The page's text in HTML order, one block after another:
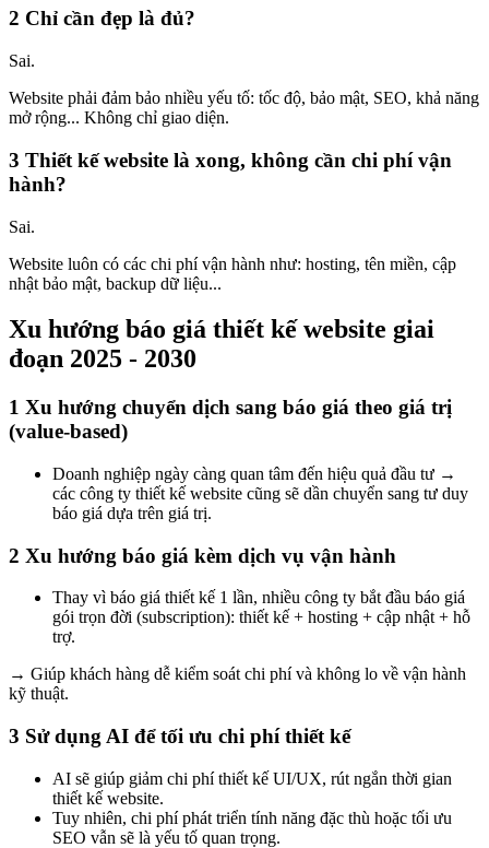
2 Chỉ cần đẹp là đủ?
Sai.
Website phải đảm bảo nhiều yếu tố: tốc độ, bảo mật, SEO, khả năng
mở rộng... Không chỉ giao diện.
3 Thiết kế website là xong, không cần chi phí vận
hành?
Sai.
Website luôn có các chi phí vận hành như: hosting, tên miền, cập
nhật bảo mật, backup dữ liệu...
Xu hướng báo giá thiết kế website giai
đoạn 2025 - 2030
1 Xu hướng chuyển dịch sang báo giá theo giá trị
(value-based)
Doanh nghiệp ngày càng quan tâm đến hiệu quả đầu tư →
các công ty thiết kế website cũng sẽ dần chuyển sang tư duy
báo giá dựa trên giá trị.
2 Xu hướng báo giá kèm dịch vụ vận hành
Thay vì báo giá thiết kế 1 lần, nhiều công ty bắt đầu báo giá
gói trọn đời (subscription): thiết kế + hosting + cập nhật + hỗ
trợ.
→ Giúp khách hàng dễ kiểm soát chi phí và không lo về vận hành
kỹ thuật.
3 Sử dụng AI để tối ưu chi phí thiết kế
AI sẽ giúp giảm chi phí thiết kế UI/UX, rút ngắn thời gian
thiết kế website.
Tuy nhiên, chi phí phát triển tính năng đặc thù hoặc tối ưu
SEO vẫn sẽ là yếu tố quan trọng.